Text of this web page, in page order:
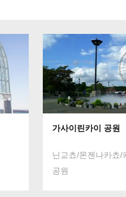
가사이린카이 공원
닌교쵸/몬젠나카쵸/
공원